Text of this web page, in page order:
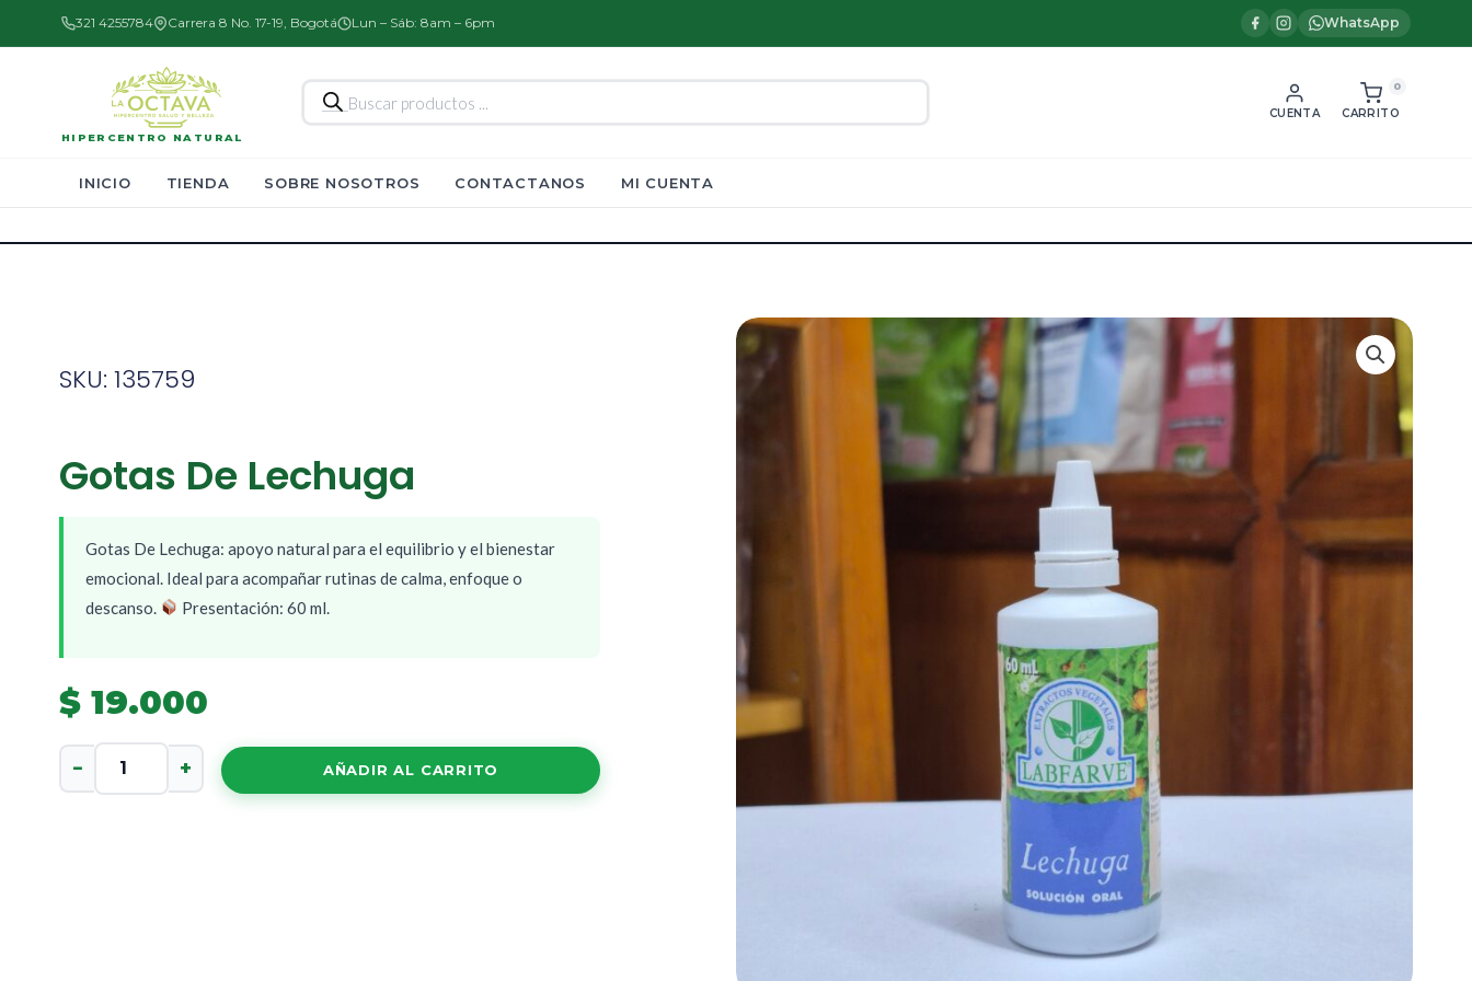
321 4255784 Carrera 8 No. 17-19, Bogotá Lun – Sáb: 8am – 6pm WhatsApp
HIPERCENTRO NATURAL
Búsqueda
de
productos
CUENTA
0
CARRITO
INICIO TIENDA SOBRE NOSOTROS CONTACTANOS MI CUENTA
SKU: 135759
Gotas De Lechuga
Gotas De Lechuga: apoyo natural para el equilibrio y el bienestar
emocional. Ideal para acompañar rutinas de calma, enfoque o
descanso.
Presentación: 60 ml.
$19.000
Gotas
De
Lechuga
− + AÑADIR AL CARRITO